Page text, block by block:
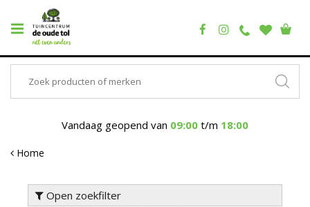
Vandaag geopend van 09:00 t/m 18:00
Home
Open zoekfilter